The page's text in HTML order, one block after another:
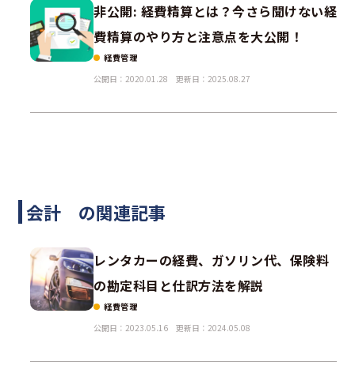
非公開: 経費精算とは？今さら聞けない経
費精算のやり方と注意点を大公開！
経費管理
公開日：2020.01.28
更新日：2025.08.27
会計 の関連記事
レンタカーの経費、ガソリン代、保険料
の勘定科目と仕訳方法を解説
経費管理
公開日：2023.05.16
更新日：2024.05.08